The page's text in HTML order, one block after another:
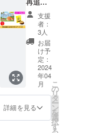
ターン
です。
上乗せ
支援大
歓迎で
す！
加！／
【物産
展商品
詰め合
わせ
（ビ
アード
パ）】
物産展
商品か
ら、ビ
アード
支援
者：
3人
お届
け予
定：
2024
年04
月
詳細を見る
こ
の
リ
タ
ー
ン
を
選
択
す
る